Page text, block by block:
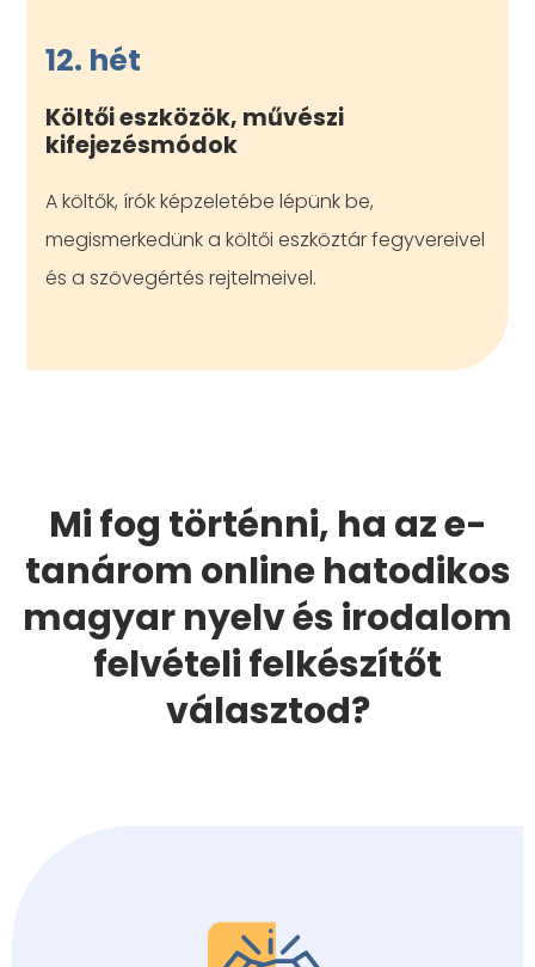
12. hét
Költői eszközök, művészi
kifejezésmódok
A költők, írók képzeletébe lépünk be,
megismerkedünk a költői eszköztár fegyvereivel
és a szövegértés rejtelmeivel.
Mi fog történni, ha az e-
tanárom online hatodikos
magyar nyelv és irodalom
felvételi felkészítőt
választod?